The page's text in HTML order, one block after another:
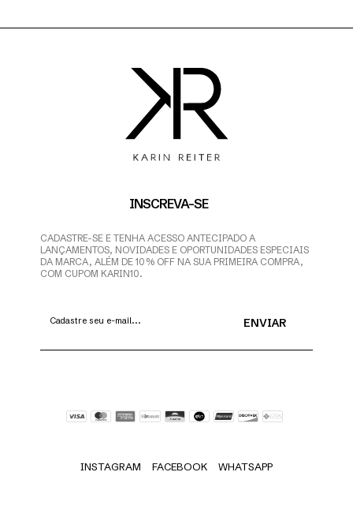
INSCREVA-SE
CADASTRE-SE E TENHA ACESSO ANTECIPADO A
LANÇAMENTOS, NOVIDADES E OPORTUNIDADES ESPECIAIS
DA MARCA, ALÉM DE 10% OFF NA SUA PRIMEIRA COMPRA,
COM CUPOM KARIN10.
INSTAGRAM FACEBOOK WHATSAPP